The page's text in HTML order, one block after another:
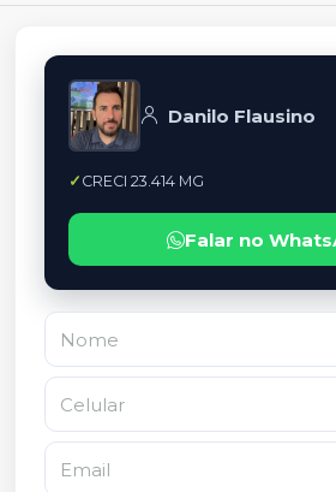
Danilo Flausino
CRECI 23.414 MG
Falar no